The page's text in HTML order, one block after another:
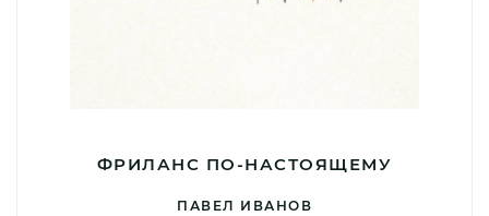
ФРИЛАНС ПО-НАСТОЯЩЕМУ
ПАВЕЛ ИВАНОВ